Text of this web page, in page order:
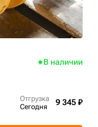
В наличии
Отгрузка
Сегодня
9 345 ₽